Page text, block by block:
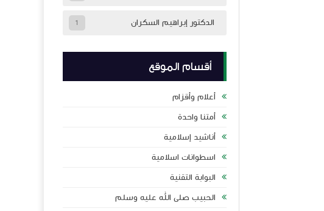
الدكتور إبراهيم السكران 1
أقسام الموقع
أعلام وأقزام
أمتنا واحدة
أناشيد إسلامية
اسطوانات اسلامية
البوابة التقنية
الحبيب صلى الله عليه وسلم